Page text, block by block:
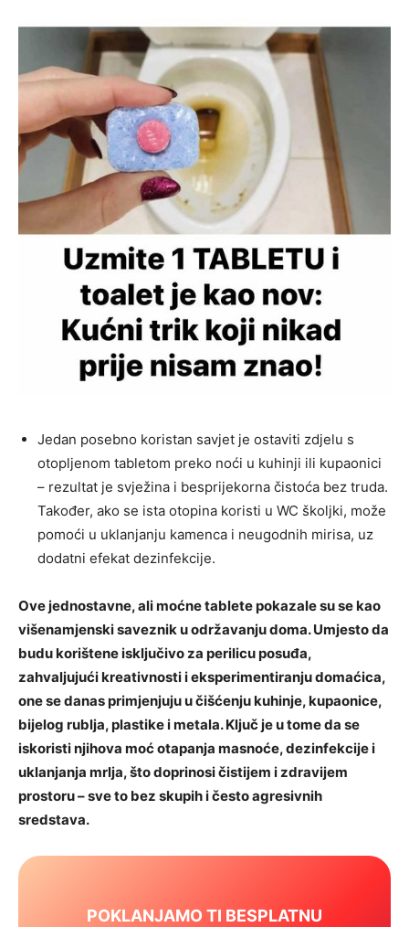
Jedan posebno koristan savjet je ostaviti zdjelu s
otopljenom tabletom preko noći u kuhinji ili kupaonici
– rezultat je svježina i besprijekorna čistoća bez truda.
Također, ako se ista otopina koristi u WC školjki, može
pomoći u uklanjanju kamenca i neugodnih mirisa, uz
dodatni efekat dezinfekcije.
Ove jednostavne, ali moćne tablete pokazale su se kao
višenamjenski saveznik u održavanju doma. Umjesto da
budu korištene isključivo za perilicu posuđa,
zahvaljujući kreativnosti i eksperimentiranju domaćica,
one se danas primjenjuju u čišćenju kuhinje, kupaonice,
bijelog rublja, plastike i metala. Ključ je u tome da se
iskoristi njihova moć otapanja masnoće, dezinfekcije i
uklanjanja mrlja, što doprinosi čistijem i zdravijem
prostoru – sve to bez skupih i često agresivnih
sredstava.
POKLANJAMO TI BESPLATNU